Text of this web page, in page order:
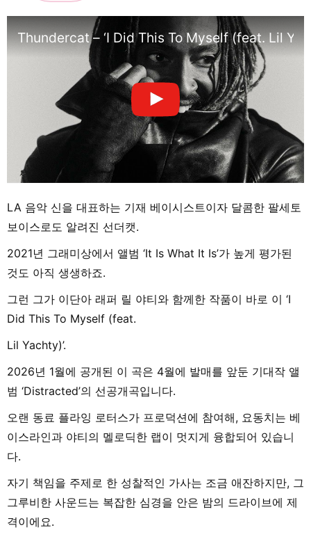
Thundercat – ‘I Did This To Myself (feat. Lil
LA 음악 신을 대표하는 기재 베이시스트이자 달콤한 팔세토
보이스로도 알려진 선더캣.
2021년 그래미상에서 앨범 ‘It Is What It Is’가 높게 평가된
것도 아직 생생하죠.
그런 그가 이단아 래퍼 릴 야티와 함께한 작품이 바로 이 ‘I
Did This To Myself (feat.
Lil Yachty)’.
2026년 1월에 공개된 이 곡은 4월에 발매를 앞둔 기대작 앨
범 ‘Distracted’의 선공개곡입니다.
오랜 동료 플라잉 로터스가 프로덕션에 참여해, 요동치는 베
이스라인과 야티의 멜로딕한 랩이 멋지게 융합되어 있습니
다.
자기 책임을 주제로 한 성찰적인 가사는 조금 애잔하지만, 그
그루비한 사운드는 복잡한 심경을 안은 밤의 드라이브에 제
격이에요.